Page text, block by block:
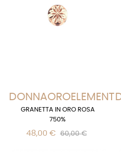
DONNAOROELEMENTS
GRANETTA IN ORO ROSA
750%
48,00 € 60,00 €